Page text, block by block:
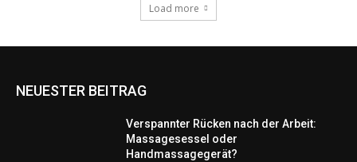
Load more
NEUESTER BEITRAG
Verspannter Rücken nach der Arbeit:
Massagesessel oder
Handmassagegerät?